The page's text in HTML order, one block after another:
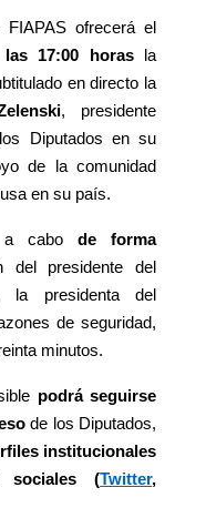
FIAPAS ofrecerá el
17:00 horasla
en directo la
, presidente
Diputados en su
de la comunidad
en su país.
a cabo de forma
presidente del
la presidenta del
de seguridad,
minutos.
podrá seguirse
de los Diputados,
institucionales
sociales (Twitter,